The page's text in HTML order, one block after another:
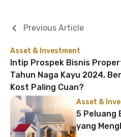
Asset & Investment
Intip Prospek Bisnis
Tahun Naga Kayu 2024,
Kost Paling Cuan?
Previous Article
Asset &
5 Peluang
yang